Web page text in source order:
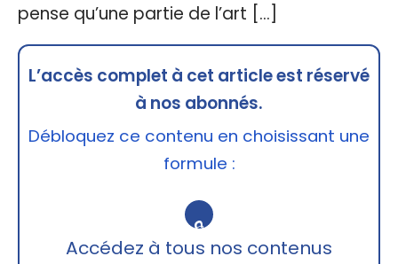
pense qu’une partie de l’art […]
L’accès complet à cet article est réservé
à nos abonnés.
Débloquez ce contenu en choisissant une
formule :
🔒
Accédez à tous nos contenus